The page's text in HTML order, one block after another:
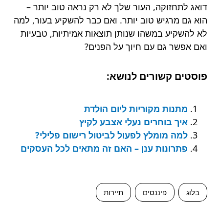
דואג לתחזוקה, העור שלך לא רק נראה טוב יותר –
הוא גם מרגיש טוב יותר. ואם כבר להשקיע בעור, למה
לא להשקיע במשהו שנותן תוצאות אמיתיות, טבעיות
ואם אפשר גם עם חיוך על הפנים?
פוסטים קשורים לנושא:
מתנות מקוריות ליום הולדת
איך בוחרים נעלי אצבע לקיץ
למה מומלץ לפעול לביטול רישום פלילי?
פתרונות ענן – האם זה מתאים לכל העסקים
בלוג פיננסים תיירות